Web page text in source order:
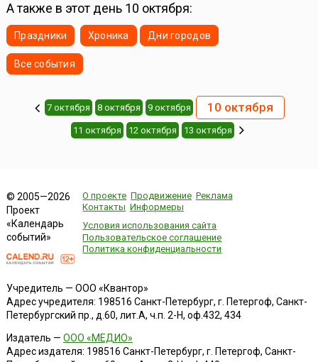
А также в этот день 10 октября:
Праздники Хроника Дни городов
Все события
7 октября 8 октября 9 октября 10 октября
11 октября 12 октября 13 октября
© 2005—2026
Проект
«Календарь
событий»
О проекте Продвижение Реклама
Контакты Информеры
Условия использования сайта
Пользовательское соглашение
Политика конфиденциальности
Учредитель — ООО «Квантор»
Адрес учредителя: 198516 Санкт-Петербург, г. Петергоф, Санкт-
Петербургский пр., д.60, лит.А, ч.п. 2-Н, оф.432, 434
Издатель — ООО «МЕДИО»
Адрес издателя: 198516 Санкт-Петербург, г. Петергоф, Санкт-